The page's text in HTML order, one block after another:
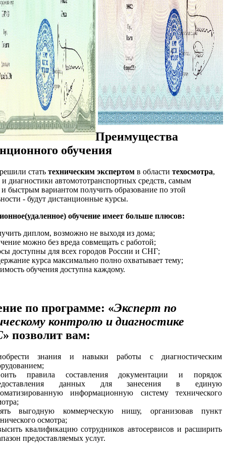
Преимущества
обучения
стать техническим экспертом в области техосмотра,
и диагностики автомототранспортных средств, самым
быстрым вариантом получить образование по этой
- будут дистанционные курсы.
обучение имеет больше плюсов:
диплом, возможно не выходя из дома;
можно без вреда совмещать с работой;
доступны для всех городов России и СНГ;
курса максимально полно охватывает тему;
обучения доступна каждому.
по программе: «Эксперт по
контролю и диагностике
» позволит вам:
знания и навыки работы с диагностическим
правила составления документации и порядок
данных для занесения в единую
информационную систему технического
выгодную коммерческую нишу, организовав пункт
осмотра;
квалификацию сотрудников автосервисов и расширить
предоставляемых услуг.